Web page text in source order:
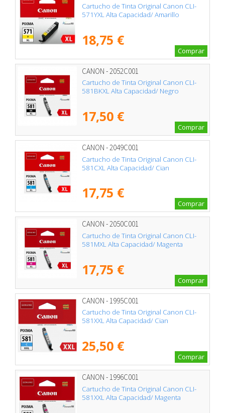
Cartucho de Tinta Original Canon CLI-
571YXL Alta Capacidad/ Amarillo
18,75 €
Comprar
CANON - 2052C001
Cartucho de Tinta Original Canon CLI-
581BKXL Alta Capacidad/ Negro
17,50 €
Comprar
CANON - 2049C001
Cartucho de Tinta Original Canon CLI-
581CXL Alta Capacidad/ Cian
17,75 €
Comprar
CANON - 2050C001
Cartucho de Tinta Original Canon CLI-
581MXL Alta Capacidad/ Magenta
17,75 €
Comprar
CANON - 1995C001
Cartucho de Tinta Original Canon CLI-
581XXL Alta Capacidad/ Cian
25,50 €
Comprar
CANON - 1996C001
Cartucho de Tinta Original Canon CLI-
581XXL Alta Capacidad/ Magenta